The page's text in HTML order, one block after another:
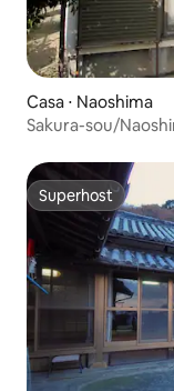
Casa ⋅ Naoshima
Sakura-sou/
Superhost
Superhost